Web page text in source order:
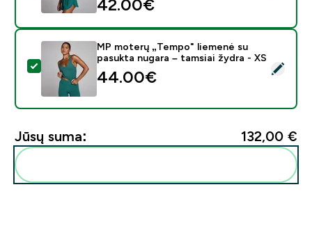
42.00€‎
Pasirinkti šį produktą - MP moterų „Tempo" liemenė
MP moterų „Tempo" liemenė su
pasukta nugara – tamsiai žydra - XS
44.00€‎
Jūsų suma: 132,00 €‎